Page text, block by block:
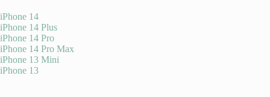
iPhone 14
iPhone 14 Plus
iPhone 14 Pro
iPhone 14 Pro Max
iPhone 13 Mini
iPhone 13